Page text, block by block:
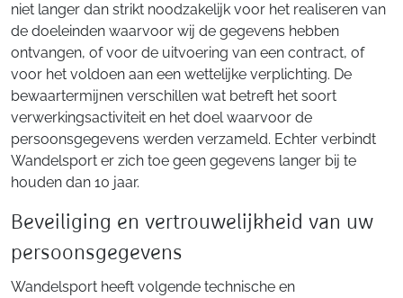
niet langer dan strikt noodzakelijk voor het realiseren van
de doeleinden waarvoor wij de gegevens hebben
ontvangen, of voor de uitvoering van een contract, of
voor het voldoen aan een wettelijke verplichting. De
bewaartermijnen verschillen wat betreft het soort
verwerkingsactiviteit en het doel waarvoor de
persoonsgegevens werden verzameld. Echter verbindt
Wandelsport er zich toe geen gegevens langer bij te
houden dan 10 jaar.
Beveiliging en vertrouwelijkheid van uw
persoonsgegevens
Wandelsport heeft volgende technische en